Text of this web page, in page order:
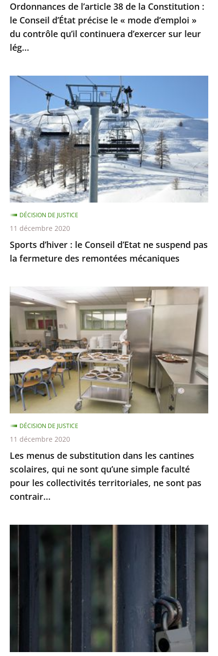
le
«
mode
d’emploi
du
contrôle
continuera
d’exercer
sur
leur
lég...
Ordonnances de l’article 38 de la Constitution :
le Conseil d’État précise le « mode d’emploi »
du contrôle qu’il continuera d’exercer sur leur
lég...
Sports
le
Conseil
d’Etat
ne
suspend
pas
la
fermeture
des
remontées
mécaniques
Sports d’hiver : le Conseil d’Etat ne suspend pas
la fermeture des remontées mécaniques
DÉCISION DE JUSTICE
11 décembre 2020
Les
menus
de
substitution
dans
les
cantines
scolaires,
qui
ne
sont
qu’une
simple
faculté
pour
les
territoriales,
Les menus de substitution dans les cantines
scolaires, qui ne sont qu’une simple faculté
pour les collectivités territoriales, ne sont pas
contrair...
DÉCISION DE JUSTICE
11 décembre 2020